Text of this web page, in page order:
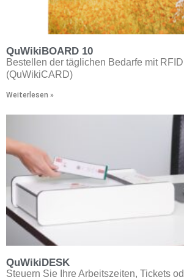
QuWikiBOARD 10
Bestellen der täglichen Bedarfe mit
(QuWikiCARD)
Weiterlesen »
QuWikiDESK
Steuern Sie Ihre Arbeitszeiten, Tickets